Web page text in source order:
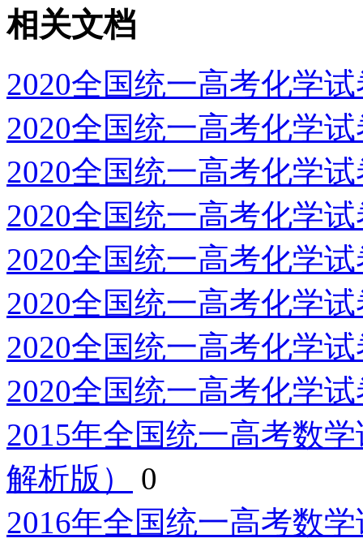
相关文档
2020全国统一高考化学
2020全国统一高考化学
2020全国统一高考化学
2020全国统一高考化学
2020全国统一高考化学
2020全国统一高考化学
2020全国统一高考化学
2020全国统一高考化学
2015年全国统一高考数
解析版）
0
2016年全国统一高考数